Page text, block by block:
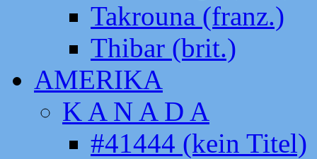
Takrouna (franz.)
Thibar (brit.)
AMERIKA
K A N A D A
#41444 (kein Titel)